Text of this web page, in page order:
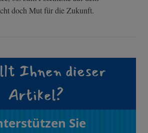
doch Mut für die Zukunft.
Ihnen dieser
Artikel?
Sie